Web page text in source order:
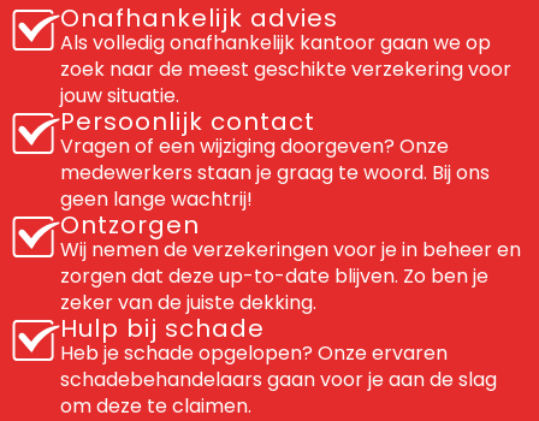
Onafhankelijk advies
Als volledig onafhankelijk kantoor gaan we op
zoek naar de meest geschikte verzekering voor
jouw situatie.
Persoonlijk contact
Vragen of een wijziging doorgeven? Onze
medewerkers staan je graag te woord. Bij ons
geen lange wachtrij!
Ontzorgen
Wij nemen de verzekeringen voor je in beheer en
zorgen dat deze up-to-date blijven. Zo ben je
zeker van de juiste dekking.
Hulp bij schade
Heb je schade opgelopen? Onze ervaren
schadebehandelaars gaan voor je aan de slag
om deze te claimen.